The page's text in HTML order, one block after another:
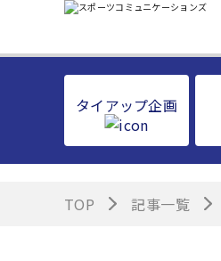
タイアップ企画
TOP 記事一覧